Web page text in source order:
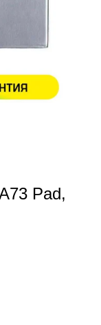
батареи
Pad,